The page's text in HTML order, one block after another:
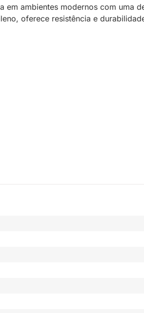
em ambientes modernos com uma
oferece resistência e